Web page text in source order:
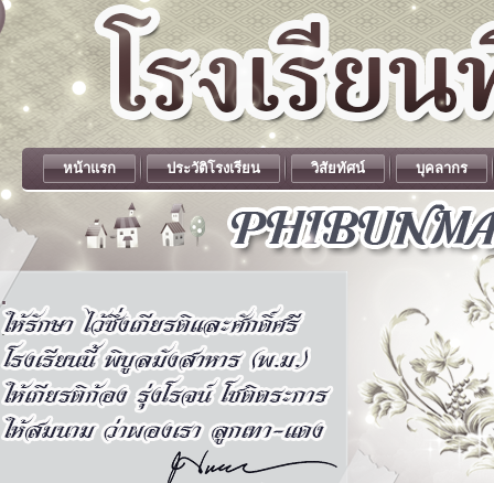
.
.
หน้าแรก ประวัติโรงเรียน วิสัยทัศน์ บุคลากร